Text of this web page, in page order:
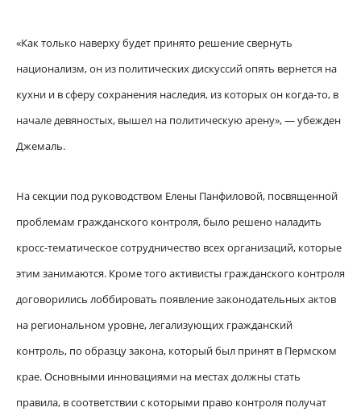
«Как только наверху будет принято решение свернуть
национализм, он из политических дискуссий опять вернется на
кухни и в сферу сохранения наследия, из которых он когда-то, в
начале девяностых, вышел на политическую арену», — убежден
Джемаль.
На секции под руководством Елены Панфиловой, посвященной
проблемам гражданского контроля, было решено наладить
кросс-тематическое сотрудничество всех организаций, которые
этим занимаются. Кроме того активисты гражданского контроля
договорились лоббировать появление законодательных актов
на региональном уровне, легализующих гражданский
контроль, по образцу закона, который был принят в Пермском
крае. Основными инновациями на местах должны стать
правила, в соответствии с которыми право контроля получат